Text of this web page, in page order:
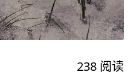
238 阅读